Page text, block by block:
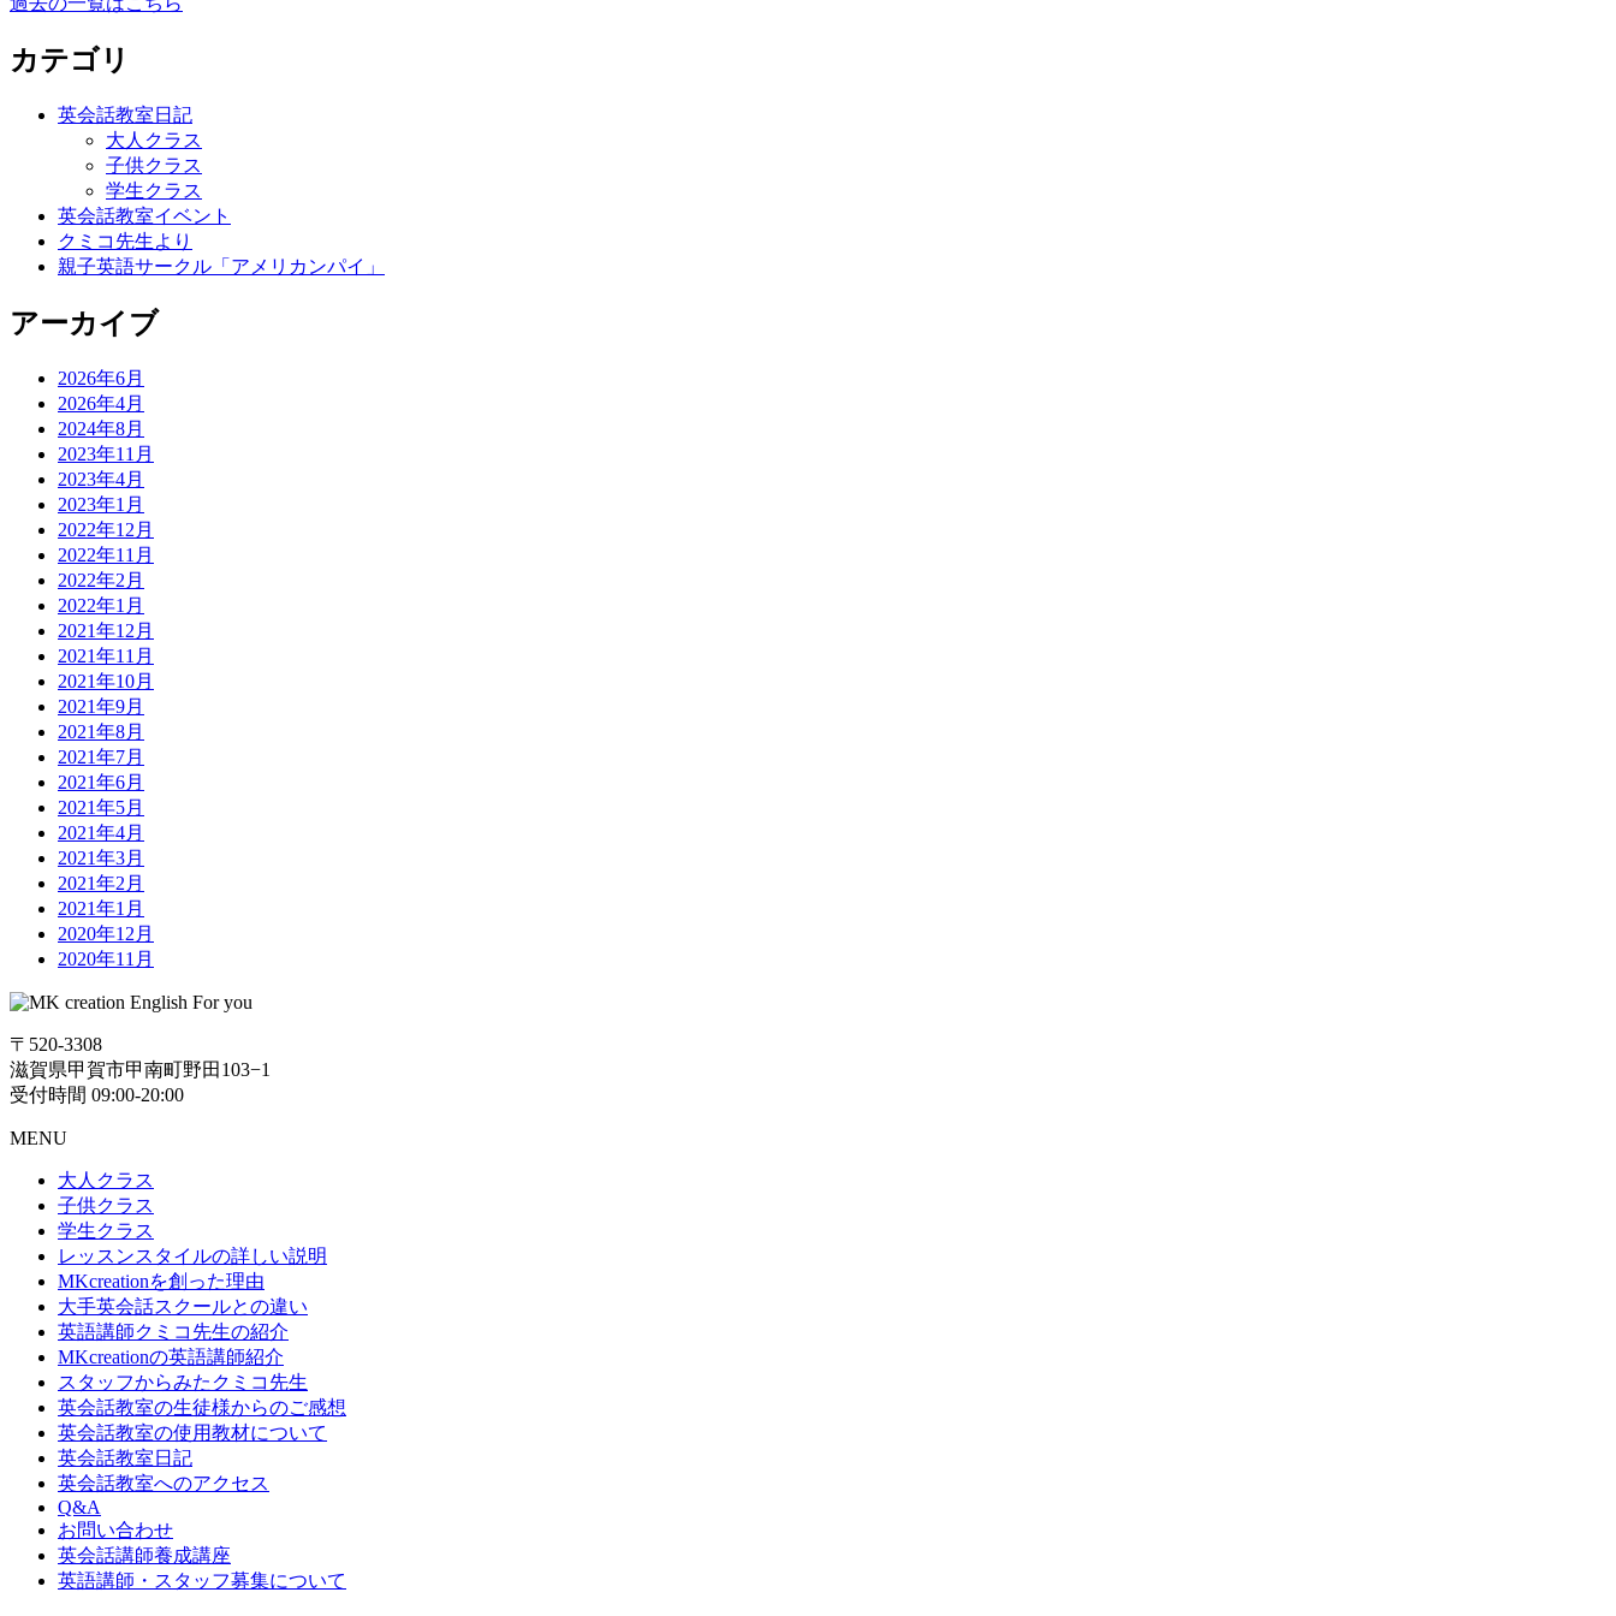
カテゴリ
英会話教室日記
大人クラス
子供クラス
学生クラス
英会話教室イベント
クミコ先生より
親子英語サークル「アメリカンパイ」
アーカイブ
2026年6月
2026年4月
2024年8月
2023年11月
2023年4月
2023年1月
2022年12月
2022年11月
2022年2月
2022年1月
2021年12月
2021年11月
2021年10月
2021年9月
2021年8月
2021年7月
2021年6月
2021年5月
2021年4月
2021年3月
2021年2月
2021年1月
2020年12月
2020年11月
〒520-3308
滋賀県甲賀市甲南町野田103−1
受付時間 09:00-20:00
MENU
大人クラス
子供クラス
学生クラス
レッスンスタイルの詳しい説明
MKcreationを創った理由
大手英会話スクールとの違い
英語講師クミコ先生の紹介
MKcreationの英語講師紹介
スタッフからみたクミコ先生
英会話教室の生徒様からのご感想
英会話教室の使用教材について
英会話教室日記
英会話教室へのアクセス
Q&A
お問い合わせ
英会話講師養成講座
英語講師・スタッフ募集について